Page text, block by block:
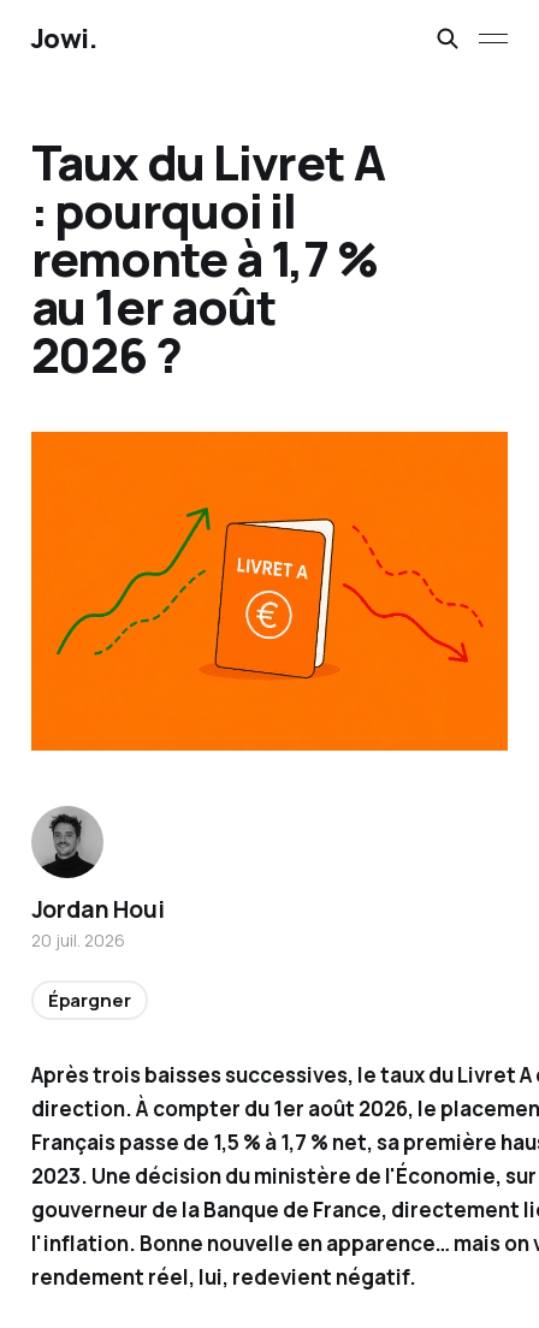
Jowi.
Taux du Livret A
: pourquoi il
remonte à 1,7 %
au 1er août
2026 ?
Après trois baisses successives, le taux du Livret
direction. À compter du 1er août 2026, le
Français passe de 1,5 % à 1,7 % net, sa première
2023. Une décision du ministère de l'Économie,
gouverneur de la Banque de France, directement
l'inflation. Bonne nouvelle en apparence… mais on
rendement réel, lui, redevient négatif.
ation
conseill
er en
investi
sseme
financi
ers, je
Jordan Houi
20 juil. 2026
Épargner